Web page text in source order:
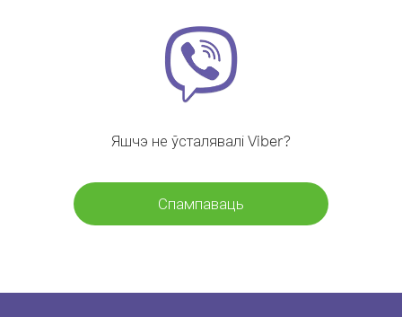
Яшчэ не ўсталявалі Viber?
Спампаваць